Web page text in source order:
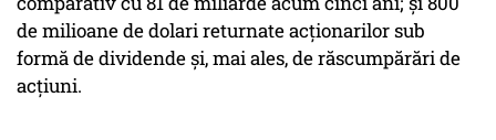
de milioane de dolari returnate acționarilor sub
formă de dividende și, mai ales, de răscumpărări de
acțiuni.